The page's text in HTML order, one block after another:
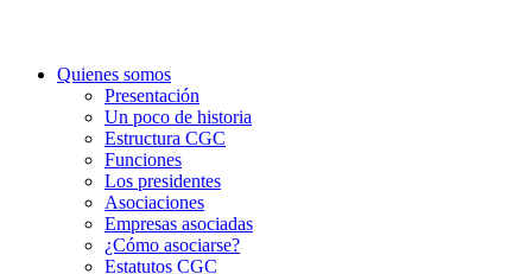
Quienes somos
Presentación
Un poco de historia
Estructura CGC
Funciones
Los presidentes
Asociaciones
Empresas asociadas
¿Cómo asociarse?
Estatutos CGC